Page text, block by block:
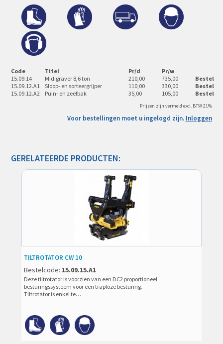
Code Titel Pr/d
Pr/w
15.09.14
Midigraver 8,6 ton 210,00 735,00
Bestel
15.09.12.A1
Sloop- en sorteergrijper 110,00 330,00
Bestel
15.09.12.A2
Puin- en zeefbak 35,00 105,00 Bestel
Prijzen zijn vermeld excl. BTW 21%
Voor bestellingen moet u ingelogd zijn. Inloggen
GERELATEERDE PRODUCTEN:
TILTROTATOR CW 10
Bestelcode: 15.09.15.A1
Deze tiltrotator is voorzien van een DC2 proportioneel
besturingssysteem voor een traploze besturing.
Tiltrotator is enkel te…